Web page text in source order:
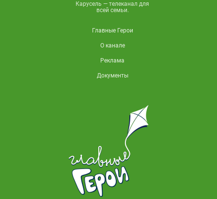
Карусель — телеканал для
всей семьи.
Главные Герои
О канале
Реклама
Документы